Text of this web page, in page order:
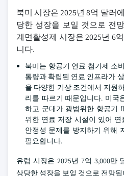
북미 시장은 2025년 8억 달러
당한 성장을 보일 것으로 전
계면활성제 시장은 2025년 6
니다.
북미는 항공기 연료 첨가제 소
통량과 확립된 연료 인프라가
을 다양한 기상 조건에서 지원
리를 따르기 때문입니다. 미국
하고 군대가 광범위한 항공기
위한 연료 저장 시설이 있어
안정성 문제를 방지하기 위해
필요합니다.
유럽 시장은 2025년 7억 3,000만
상당한 성장을 보일 것으로 전망됩